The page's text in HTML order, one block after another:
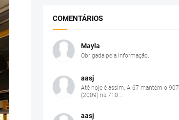
COMENTÁRIOS
Mayla
Obrigada pela informação.
aasj
Até hoje é assim. A 67 mantém o 907
(2009) na 710....
aasj